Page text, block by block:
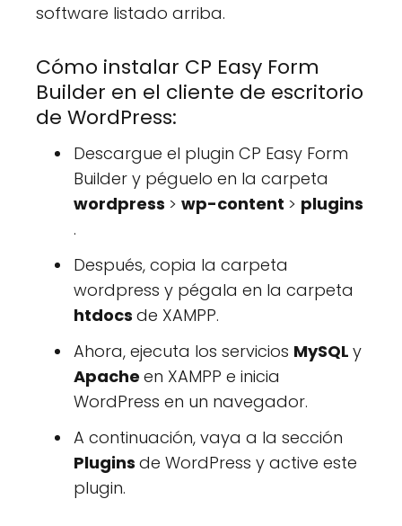
software listado arriba.
Cómo instalar CP Easy Form
Builder en el cliente de escritorio
de WordPress:
Descargue el plugin CP Easy Form
Builder y péguelo en la carpeta
wordpress > wp-content > plugins
.
Después, copia la carpeta
wordpress y pégala en la carpeta
htdocs de XAMPP.
Ahora, ejecuta los servicios MySQL y
Apache en XAMPP e inicia
WordPress en un navegador.
A continuación, vaya a la sección
Plugins de WordPress y active este
plugin.